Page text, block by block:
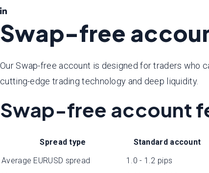
Swap-free
Our Swap-free account is designed for traders who
cutting-edge trading technology and deep liquidity.
Swap-free account
Spread type
Standard account
Average EURUSD spread
1.0 - 1.2 pips